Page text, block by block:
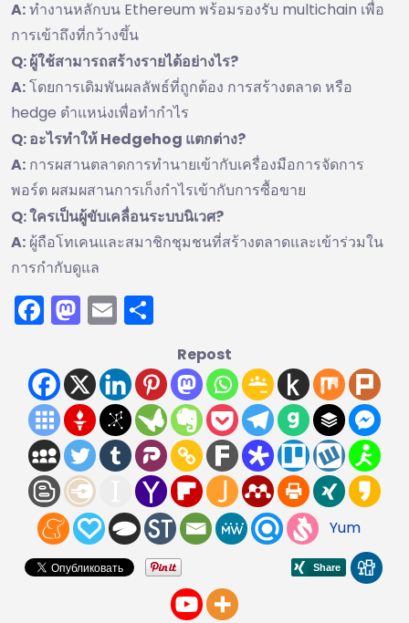
A:ทำงานหลักบน Ethereum พร้อมรองรับ multichain เพื่อ
การเข้าถึงที่กว้างขึ้น
Q: ผู้ใช้สามารถสร้างรายได้อย่างไร?
A:โดยการเดิมพันผลลัพธ์ที่ถูกต้อง การสร้างตลาด หรือ
hedge ตำแหน่งเพื่อทำกำไร
Q: อะไรทำให้ Hedgehog แตกต่าง?
A: การผสานตลาดการทำนายเข้ากับเครื่องมือการจัดการ
พอร์ต ผสมผสานการเก็งกำไรเข้ากับการซื้อขาย
Q: ใครเป็นผู้ขับเคลื่อนระบบนิเวศ?
A: ผู้ถือโทเคนและสมาชิกชุมชนที่สร้างตลาดและเข้าร่วมใน
การกำกับดูแล
Facebook
Mastodon
Email
Repost
Yum